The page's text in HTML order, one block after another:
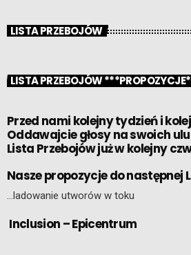
LISTA PRZEBOJÓW
LISTA PRZEBOJÓW
Przed nami kolejny tydzień i
Oddawajcie głosy na swoich
Lista Przebojów już w kolejny
Nasze propozycje do następnej
…ladowanie utworów w toku
Inclusion – Epicentrum